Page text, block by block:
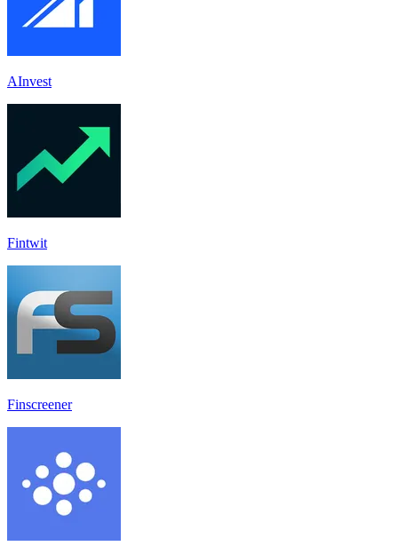
AInvest
Fintwit
Finscreener